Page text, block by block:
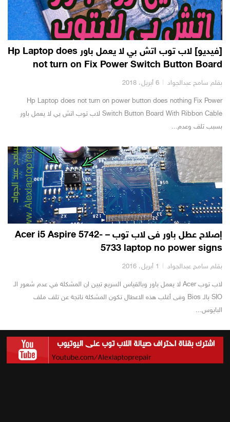
[فيديو] لاب توب اتش بي لا يعمل باور Hp Laptop does
not turn on Fix Power Switch Button Board
بقلم سامح عبدالجواد 6 أبريل، 2018
Hp Laptop does not turn on power button does nothing Fix Power
Switch Button Board With Ribbon Cable لاب توب اتش بي لا يعمل باور
بسبب تلف وعدم...
إصلاح عطل باور فى لاب توب – Acer i5 Aspire 5742-
5733 laptop no power signs
بقلم سامح عبدالجواد 1 أبريل، 2016
لاب توب Acer لا يعمل باور وبالقياس السريع تبين ان المشكلة في عدم شعور الـ
SIO بالـ Bios وفى أغلب هذه الاعطال تكون المشكلة ناتجة عن تلف ملف
البايوس...